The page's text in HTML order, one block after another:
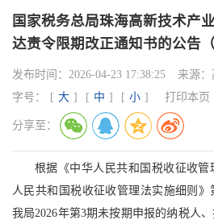
国家税务总局珠海高新技术产
达责令限期改正通知书的公告（
发布时间： 2026-04-23 17:38:25 来源：
字号：
[ 大 ] [ 中 ] [ 小 ] 打印本页
分享至：
根据《中华人民共和国税收征收
人民共和国税收征收管理法实施细则
我局2026年第3期未按期申报的纳税人